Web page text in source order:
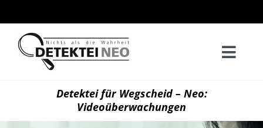
Inhalt
springen
Detektei für Wegscheid – Neo:
Videoüberwachungen